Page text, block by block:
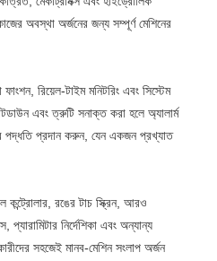
অবস্থা অর্জনের জন্য সম্পূর্ণ মেশিনের
ফাংশন, রিয়েল-টাইম মনিটরিং এবং সিস্টেম
এবং ত্রুটি সনাক্ত করা হলে অ্যালার্ম
পদ্ধতি প্রদান করুন, যেন একজন প্রখ্যাত
কন্ট্রোলার, রঙের টাচ স্ক্রিন, আরও
প্যারামিটার নির্দেশিকা এবং অন্যান্য
সহজেই মানব-মেশিন সংলাপ অর্জন